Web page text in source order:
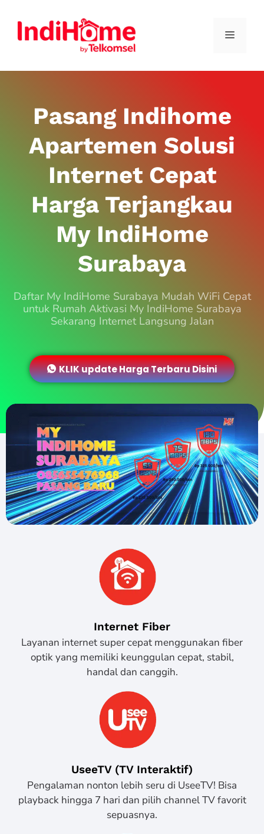
Pasang Indihome
Apartemen Solusi
Internet Cepat
Harga Terjangkau
My IndiHome
Surabaya
Daftar My IndiHome Surabaya Mudah WiFi Cepat
untuk Rumah Aktivasi My IndiHome Surabaya
Sekarang Internet Langsung Jalan
KLIK update Harga Terbaru Disini
Internet Fiber
Layanan internet super cepat menggunakan fiber
optik yang memiliki keunggulan cepat, stabil,
handal dan canggih.
UseeTV (TV Interaktif)
Pengalaman nonton lebih seru di UseeTV! Bisa
playback hingga 7 hari dan pilih channel TV favorit
sepuasnya.